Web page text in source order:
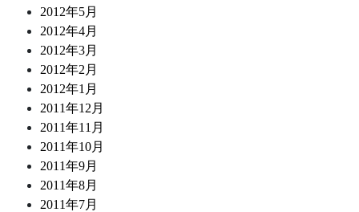
2012年5月
2012年4月
2012年3月
2012年2月
2012年1月
2011年12月
2011年11月
2011年10月
2011年9月
2011年8月
2011年7月